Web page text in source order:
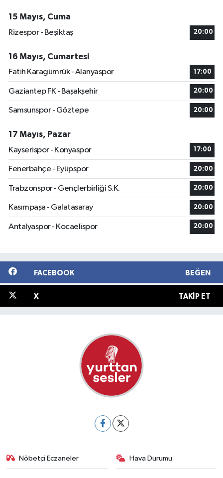
15 Mayıs, Cuma
Rizespor - Beşiktaş
20:00
16 Mayıs, Cumartesi
Fatih Karagümrük - Alanyaspor
17:00
Gaziantep FK - Başakşehir 20:00
Samsunspor - Göztepe 20:00
17 Mayıs, Pazar
Kayserispor - Konyaspor
17:00
Fenerbahçe - Eyüpspor 20:00
Trabzonspor - Gençlerbirliği S.K. 20:00
Kasımpaşa - Galatasaray 20:00
Antalyaspor - Kocaelispor 20:00
FACEBOOK BEĞEN
X TAKIP ET
Nöbetçi Eczaneler Hava Durumu